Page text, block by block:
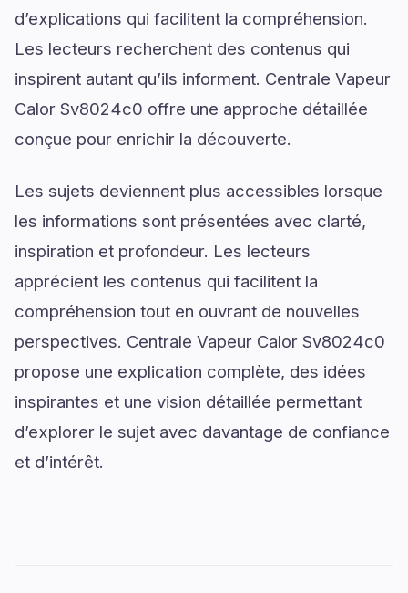
d’explications qui facilitent la compréhension.
Les lecteurs recherchent des contenus qui
inspirent autant qu’ils informent. Centrale Vapeur
Calor Sv8024c0 offre une approche détaillée
conçue pour enrichir la découverte.
Les sujets deviennent plus accessibles lorsque
les informations sont présentées avec clarté,
inspiration et profondeur. Les lecteurs
apprécient les contenus qui facilitent la
compréhension tout en ouvrant de nouvelles
perspectives. Centrale Vapeur Calor Sv8024c0
propose une explication complète, des idées
inspirantes et une vision détaillée permettant
d’explorer le sujet avec davantage de confiance
et d’intérêt.